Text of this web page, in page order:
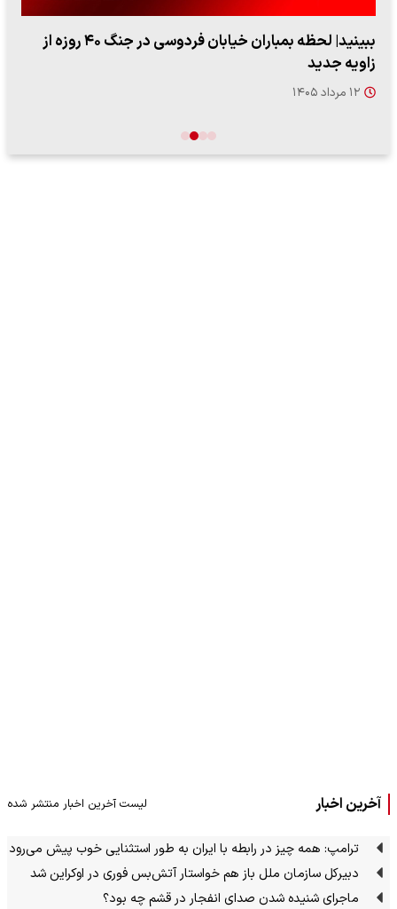
ببینید| لحظه بمباران خیابان فردوسی در جنگ ۴۰ روزه از
زاویه جدید
۱۲ مرداد ۱۴۰۵
آخرین اخبار لیست آخرین اخبار منتشر شده
ترامپ: همه چیز در رابطه با ایران به طور استثنایی خوب پیش می‌رود
دبیرکل سازمان ملل باز هم خواستار آتش‌بس فوری در اوکراین شد
ماجرای شنیده شدن صدای انفجار در قشم چه بود؟